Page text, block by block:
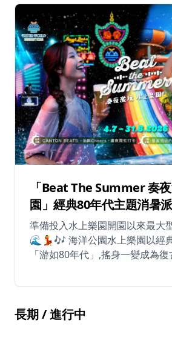
咖啡廳
運動
藝術文化
休閒
音樂
「Beat The Summer 奏
園」經典80年代主題消暑
準備投入水上樂園開園以來最大
🌊💃🎶 海洋公園水上樂園以經典80年代為主題
「游如80年代」,搖身一變成為
的消暑盛事！ 🎵 CANTON BEATS【夜】 7月4日
期日下午6時30分至晚上9時30分
長期 / 進行中